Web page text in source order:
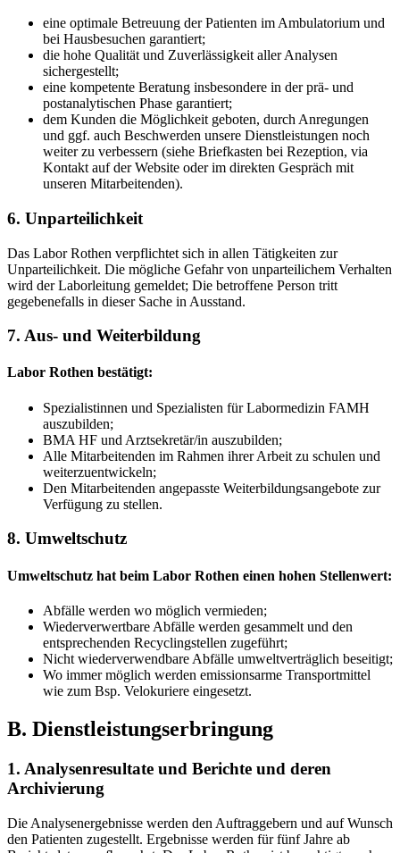
eine optimale Betreuung der Patienten im Ambulatorium und
bei Hausbesuchen garantiert;
die hohe Qualität und Zuverlässigkeit aller Analysen
sichergestellt;
eine kompetente Beratung insbesondere in der prä- und
postanalytischen Phase garantiert;
dem Kunden die Möglichkeit geboten, durch Anregungen
und ggf. auch Beschwerden unsere Dienstleistungen noch
weiter zu verbessern (siehe Briefkasten bei Rezeption, via
Kontakt auf der Website oder im direkten Gespräch mit
unseren Mitarbeitenden).
6. Unparteilichkeit
Das Labor Rothen verpflichtet sich in allen Tätigkeiten zur
Unparteilichkeit. Die mögliche Gefahr von unparteilichem Verhalten
wird der Laborleitung gemeldet; Die betroffene Person tritt
gegebenefalls in dieser Sache in Ausstand.
7. Aus- und Weiterbildung
Labor Rothen bestätigt:
Spezialistinnen und Spezialisten für Labormedizin FAMH
auszubilden;
BMA HF und Arztsekretär/in auszubilden;
Alle Mitarbeitenden im Rahmen ihrer Arbeit zu schulen und
weiterzuentwickeln;
Den Mitarbeitenden angepasste Weiterbildungsangebote zur
Verfügung zu stellen.
8. Umweltschutz
Umweltschutz hat beim Labor Rothen einen hohen Stellenwert:
Abfälle werden wo möglich vermieden;
Wiederverwertbare Abfälle werden gesammelt und den
entsprechenden Recyclingstellen zugeführt;
Nicht wiederverwendbare Abfälle umweltverträglich beseitigt;
Wo immer möglich werden emissionsarme Transportmittel
wie zum Bsp. Velokuriere eingesetzt.
B. Dienstleistungserbringung
1. Analysenresultate und Berichte und deren
Archivierung
Die Analysenergebnisse werden den Auftraggebern und auf Wunsch
den Patienten zugestellt. Ergebnisse werden für fünf Jahre ab